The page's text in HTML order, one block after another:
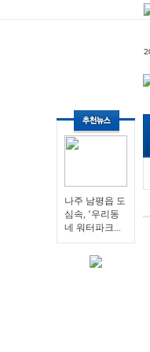
나주 남평읍 도
심속, ‘우리동
네 워터파크...